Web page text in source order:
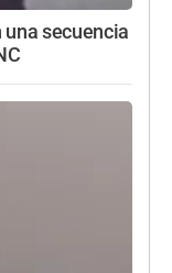
una secuencia